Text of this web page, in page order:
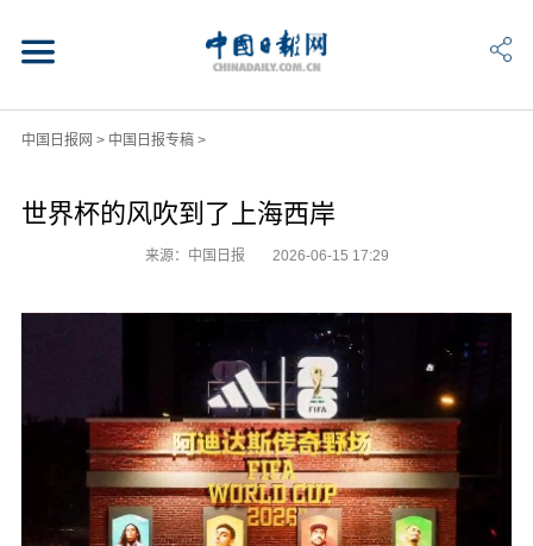
中国日报网 > 中国日报专稿>
世界杯的风吹到了上海西岸
来源：中国日报 2026-06-15 17:29